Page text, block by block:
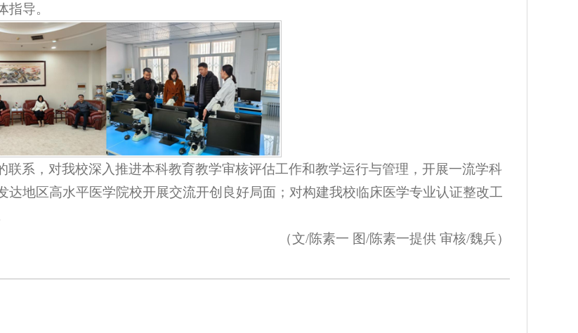
导。
系，对我校深入推进本科教育教学审核评估工作和教学运行与管理，开展一流学科
地区高水平医学院校开展交流开创良好局面；对构建我校临床医学专业认证整改工
（文/陈素一 图/陈素一提供 审核/魏兵）